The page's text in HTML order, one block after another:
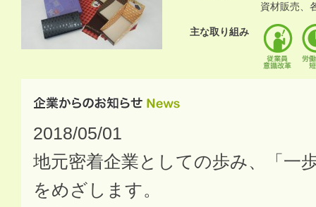
資材販売、
主な取り組み
2018/05/01
地元密着企業としての歩み、「一
をめざします。